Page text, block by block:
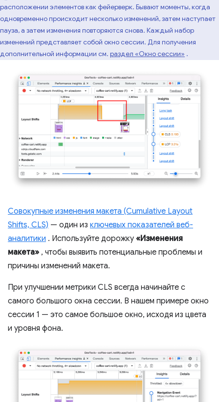
расположении элементов как фейерверк. Бывают моменты, когда
одновременно происходит несколько изменений, затем наступает
пауза, а затем изменения повторяются снова. Каждый набор
изменений представляет собой окно сессии. Для получения
дополнительной информации см. раздел «Окно сессии» .
Совокупные изменения макета (Cumulative Layout
Shifts, CLS) — один из ключевых показателей веб-
аналитики . Используйте дорожку «Изменения
макета» , чтобы выявить потенциальные проблемы и
причины изменений макета.
При улучшении метрики CLS всегда начинайте с
самого большого окна сессии. В нашем примере окно
сессии 1 — это самое большое окно, исходя из цвета
и уровня фона.